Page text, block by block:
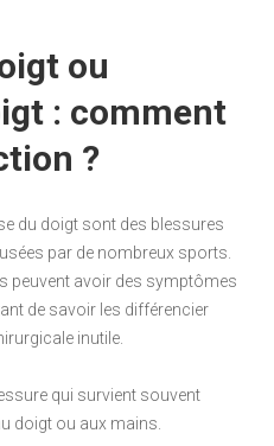
ou
: comment
?
du doigt sont des blessures
par de nombreux sports.
peuvent avoir des symptômes
de savoir les différencier
inutile.
qui survient souvent
doigt ou aux mains.